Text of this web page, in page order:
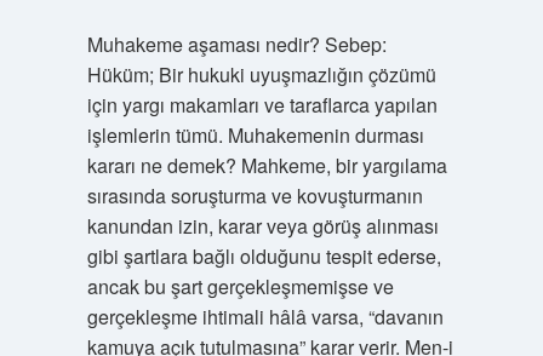
Muhakeme aşaması nedir? Sebep:
Hüküm; Bir hukuki uyuşmazlığın çözümü
için yargı makamları ve taraflarca yapılan
işlemlerin tümü. Muhakemenin durması
kararı ne demek? Mahkeme, bir yargılama
sırasında soruşturma ve kovuşturmanın
kanundan izin, karar veya görüş alınması
gibi şartlara bağlı olduğunu tespit ederse,
ancak bu şart gerçekleşmemişse ve
gerçekleşme ihtimali hâlâ varsa, “davanın
kamuya açık tutulmasına” karar verir. Men-i